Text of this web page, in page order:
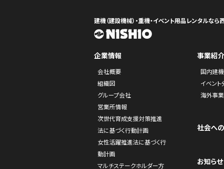
建機（建設機械）・重機・イベント用品レンタルなら
企業情報
会社概要
組織図
グループ会社
営業所情報
次世代育成支援対策推進
法に基づく行動計画
女性活躍推進法に基づく行
動計画
マルチステークホルダー方
事業紹介
国内建
イベント
海外事業
社会へ
お知らせ